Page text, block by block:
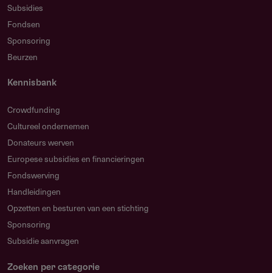
Gebruikersnotities
regeling/verstrekker
Deel je kennis/ervaring over deze regeling of
verstrekker met de Fondswervingonline community.
Relevante links
Laudes Foundation
Contactformulier
Subsidies
Fondsen
Sponsoring
Beurzen
Kennisbank
Crowdfunding
Cultureel ondernemen
Donateurs werven
Europese subsidies en financieringen
Fondswerving
Handleidingen
Opzetten en besturen van een stichting
Sponsoring
Subsidie aanvragen
Zoeken per categorie